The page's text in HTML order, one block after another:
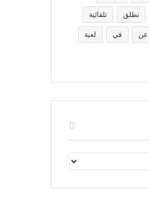
تطلق تلقائية
عن في لعبة